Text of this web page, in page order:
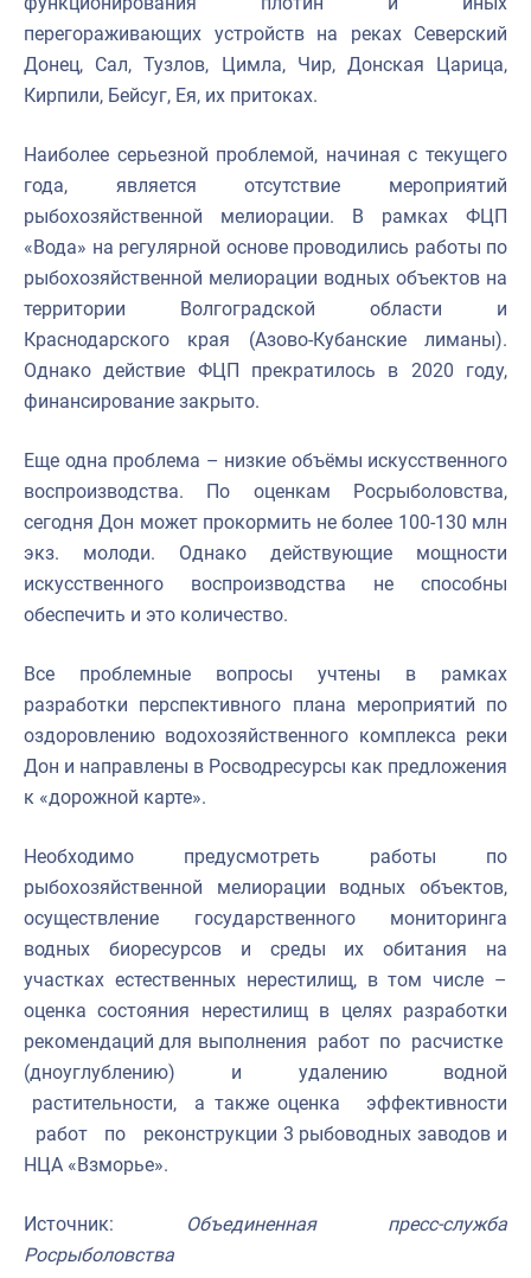
перегораживающих устройств на реках Северский
Донец, Сал, Тузлов, Цимла, Чир, Донская Царица,
Кирпили, Бейсуг, Ея, их притоках.
Наиболее серьезной проблемой, начиная с текущего
года, является отсутствие мероприятий
рыбохозяйственной мелиорации. В рамках ФЦП
«Вода» на регулярной основе проводились работы по
рыбохозяйственной мелиорации водных объектов на
территории Волгоградской области и
Краснодарского края (Азово-Кубанские лиманы).
Однако действие ФЦП прекратилось в 2020 году,
финансирование закрыто.
Еще одна проблема – низкие объёмы искусственного
воспроизводства. По оценкам Росрыболовства,
сегодня Дон может прокормить не более 100-130 млн
экз. молоди. Однако действующие мощности
искусственного воспроизводства не способны
обеспечить и это количество.
Все проблемные вопросы учтены в рамках
разработки перспективного плана мероприятий по
оздоровлению водохозяйственного комплекса реки
Дон и направлены в Росводресурсы как предложения
к «дорожной карте».
Необходимо предусмотреть работы по
рыбохозяйственной мелиорации водных объектов,
осуществление государственного мониторинга
водных биоресурсов и среды их обитания на
участках естественных нерестилищ, в том числе –
оценка состояния нерестилищ в целях разработки
рекомендаций для выполнения работ по расчистке
(дноуглублению) и удалению водной
растительности, а также оценка эффективности
работ по реконструкции 3 рыбоводных заводов и
НЦА «Взморье».
Источник:
Объединенная пресс-служба
Росрыболовства